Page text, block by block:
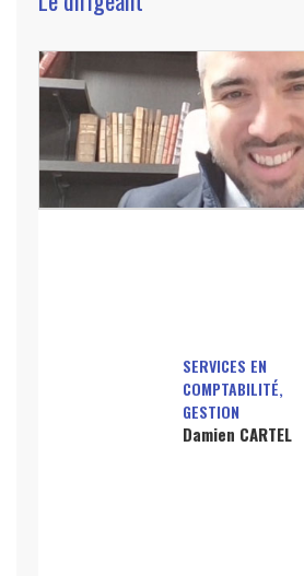
SERVICES EN
COMPTABILITÉ,
GESTION
Damien CARTEL